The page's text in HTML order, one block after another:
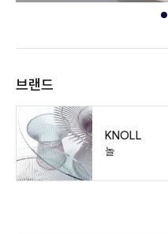
브랜드
KNOLL
놀